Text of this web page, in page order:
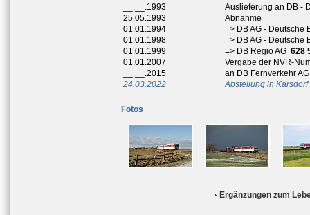
__.__.1993
Auslieferung an DB -
25.05.1993
Abnahme
01.01.1994
=> DB AG - Deutsche
01.01.1998
=> DB AG - Deutsche
01.01.1999
=> DB Regio AG 628
01.01.2007
Vergabe der NVR-
__.__.2015
an DB Fernverkehr AG
24.03.2022
Abstellung in Karsdorf
Fotos
Ergänzungen zum